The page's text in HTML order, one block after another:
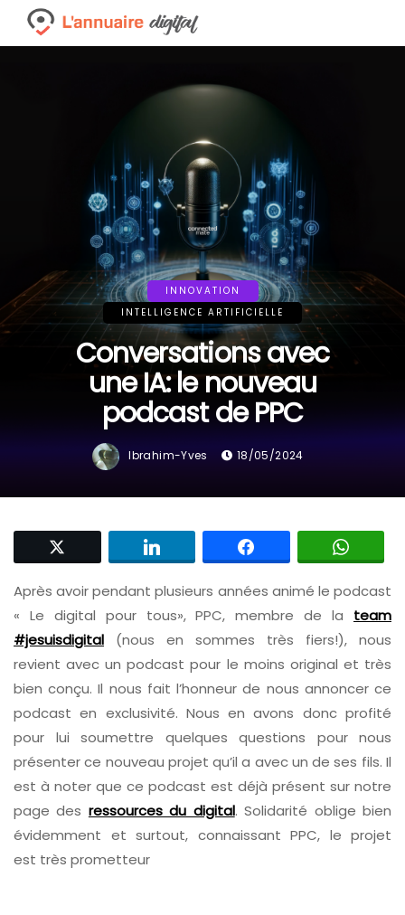
INNOVATION
INTELLIGENCE ARTIFICIELLE
Conversations avec
une IA: le nouveau
podcast de PPC
Ibrahim-Yves 18/05/2024
Après avoir pendant plusieurs années animé le podcast
« Le digital pour tous», PPC, membre de la team
#jesuisdigital (nous en sommes très fiers!), nous
revient avec un podcast pour le moins original et très
bien conçu. Il nous fait l’honneur de nous annoncer ce
podcast en exclusivité. Nous en avons donc profité
pour lui soumettre quelques questions pour nous
présenter ce nouveau projet qu’il a avec un de ses fils. Il
est à noter que ce podcast est déjà présent sur notre
page des ressources du digital. Solidarité oblige bien
évidemment et surtout, connaissant PPC, le projet
est très prometteur